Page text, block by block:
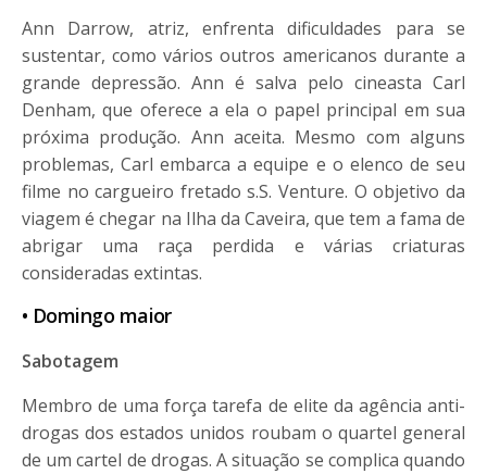
Ann Darrow, atriz, enfrenta dificuldades para se
sustentar, como vários outros americanos durante a
grande depressão. Ann é salva pelo cineasta Carl
Denham, que oferece a ela o papel principal em sua
próxima produção. Ann aceita. Mesmo com alguns
problemas, Carl embarca a equipe e o elenco de seu
filme no cargueiro fretado s.S. Venture. O objetivo da
viagem é chegar na Ilha da Caveira, que tem a fama de
abrigar uma raça perdida e várias criaturas
consideradas extintas.
• Domingo maior
Sabotagem
Membro de uma força tarefa de elite da agência anti-
drogas dos estados unidos roubam o quartel general
de um cartel de drogas. A situação se complica quando